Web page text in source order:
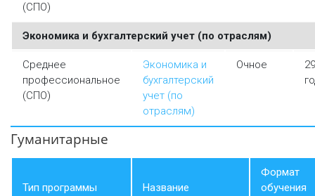
(СПО)
Экономика и бухгалтерский учет (по отраслям)
Среднее
профессиональное
(СПО)
Экономика и
бухгалтерский
учет (по
отраслям)
Очное
Гуманитарные
Тип программы Название
Формат
обучения